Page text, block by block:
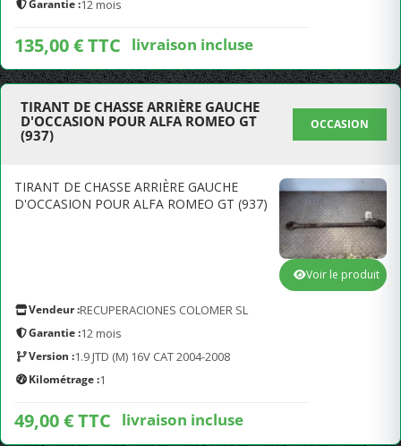
Garantie :12 mois
135,00 € TTC livraison incluse
TIRANT DE CHASSE ARRIÈRE GAUCHE
D'OCCASION POUR ALFA ROMEO GT
(937)
OCCASION
TIRANT DE CHASSE ARRIÈRE GAUCHE
D'OCCASION POUR ALFA ROMEO GT (937)
Vendeur :RECUPERACIONES COLOMER SL
Garantie :12 mois
Version :1.9 JTD (M) 16V CAT 2004-2008
Kilométrage :1
49,00 € TTC livraison incluse
Voir le produit